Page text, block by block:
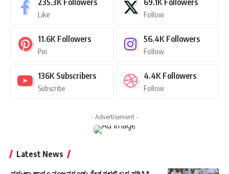
Like Follow
11.6K Followers
Pin
56.4K Followers
Follow
136K Subscribers
Subscribe
4.4K Followers
Follow
- Advertisement -
Latest News